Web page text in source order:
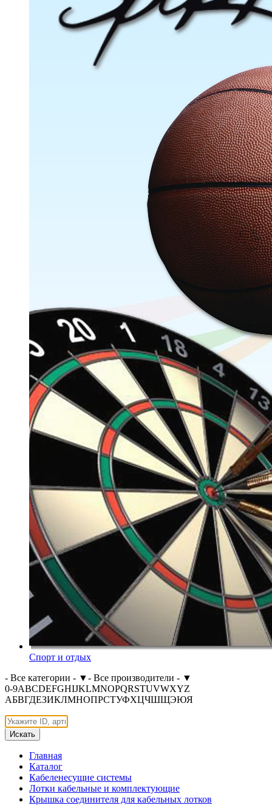
Спорт и отдых
- Все категории - ▼- Все производители - ▼
0-9ABCDEFGHIJKLMNOPQRSTUVWXYZ
АБВГДЕЗИКЛМНОПРСТУФХЦЧШЩЭЮЯ
Искать
Главная
Каталог
Кабеленесущие системы
Лотки кабельные и комплектующие
Крышка соединителя для кабельных лотков